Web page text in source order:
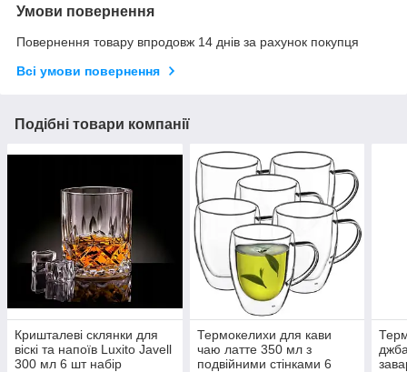
Умови повернення
Повернення товару впродовж 14 днів за рахунок покупця
Всі умови повернення
Подібні товари компанії
Кришталеві склянки для
віскі та напоїв Luxito Javell
300 мл 6 шт набір
Термокелихи для кави
чаю латте 350 мл з
подвійними стінками 6